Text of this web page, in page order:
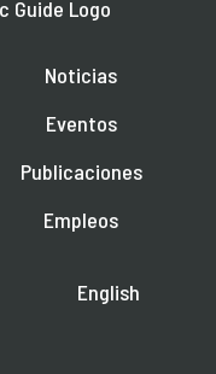
Noticias
Eventos
Publicaciones
Empleos
English